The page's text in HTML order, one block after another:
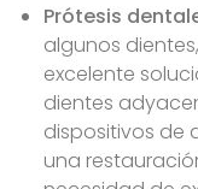
Prótesis
algunos
excelente
dientes
dispositivos de
una